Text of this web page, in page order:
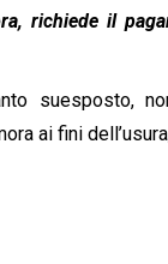
richiede il
suesposto,
ai fini